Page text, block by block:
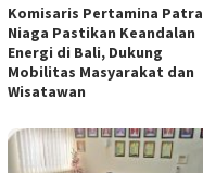
Komisaris Pertamina Patra
Niaga Pastikan Keandalan
Energi di Bali, Dukung
Mobilitas Masyarakat dan
Wisatawan